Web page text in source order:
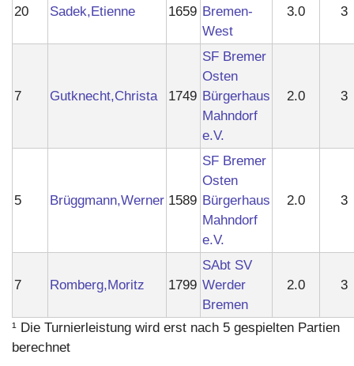
20 Sadek,Etienne 1659 Bremen-
West
3.0 3
7 Gutknecht,Christa 1749
SF Bremer
Osten
Bürgerhaus
Mahndorf
e.V.
2.0 3
5 Brüggmann,Werner 1589
SF Bremer
Osten
Bürgerhaus
Mahndorf
e.V.
2.0 3
7 Romberg,Moritz 1799
SAbt SV
Werder
Bremen
2.0 3
¹ Die Turnierleistung wird erst nach 5 gespielten Partien
berechnet